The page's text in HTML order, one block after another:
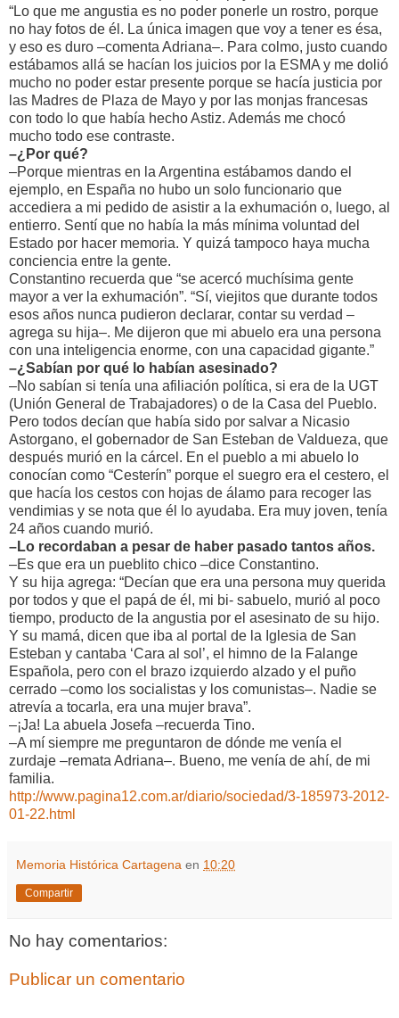
“Lo que me angustia es no poder ponerle un rostro, porque
no hay fotos de él. La única imagen que voy a tener es ésa,
y eso es duro –comenta Adriana–. Para colmo, justo cuando
estábamos allá se hacían los juicios por la ESMA y me dolió
mucho no poder estar presente porque se hacía justicia por
las Madres de Plaza de Mayo y por las monjas francesas
con todo lo que había hecho Astiz. Además me chocó
mucho todo ese contraste.
–¿Por qué?
–Porque mientras en la Argentina estábamos dando el
ejemplo, en España no hubo un solo funcionario que
accediera a mi pedido de asistir a la exhumación o, luego, al
entierro. Sentí que no había la más mínima voluntad del
Estado por hacer memoria. Y quizá tampoco haya mucha
conciencia entre la gente.
Constantino recuerda que “se acercó muchísima gente
mayor a ver la exhumación”. “Sí, viejitos que durante todos
esos años nunca pudieron declarar, contar su verdad –
agrega su hija–. Me dijeron que mi abuelo era una persona
con una inteligencia enorme, con una capacidad gigante.”
–¿Sabían por qué lo habían asesinado?
–No sabían si tenía una afiliación política, si era de la UGT
(Unión General de Trabajadores) o de la Casa del Pueblo.
Pero todos decían que había sido por salvar a Nicasio
Astorgano, el gobernador de San Esteban de Valdueza, que
después murió en la cárcel. En el pueblo a mi abuelo lo
conocían como “Cesterín” porque el suegro era el cestero, el
que hacía los cestos con hojas de álamo para recoger las
vendimias y se nota que él lo ayudaba. Era muy joven, tenía
24 años cuando murió.
–Lo recordaban a pesar de haber pasado tantos años.
–Es que era un pueblito chico –dice Constantino.
Y su hija agrega: “Decían que era una persona muy querida
por todos y que el papá de él, mi bi- sabuelo, murió al poco
tiempo, producto de la angustia por el asesinato de su hijo.
Y su mamá, dicen que iba al portal de la Iglesia de San
Esteban y cantaba ‘Cara al sol’, el himno de la Falange
Española, pero con el brazo izquierdo alzado y el puño
cerrado –como los socialistas y los comunistas–. Nadie se
atrevía a tocarla, era una mujer brava”.
–¡Ja! La abuela Josefa –recuerda Tino.
–A mí siempre me preguntaron de dónde me venía el
zurdaje –remata Adriana–. Bueno, me venía de ahí, de mi
familia.
http://www.pagina12.com.ar/diario/sociedad/3-185973-2012-
01-22.html
Memoria Histórica Cartagena en 10:20
Compartir
No hay comentarios:
Publicar un comentario